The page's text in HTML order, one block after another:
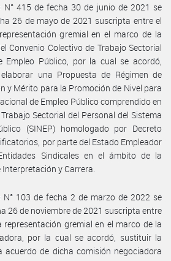
N° 415 de fecha 30 de junio de 2021 se
26 de mayo de 2021 suscripta entre el
gremial en el marco de la
Convenio Colectivo de Trabajo Sectorial
Empleo Público, por la cual se acordó,
una Propuesta de Régimen de
y Mérito para la Promoción de Nivel para
de Empleo Público comprendido en
Sectorial del Personal del Sistema
(SINEP) homologado por Decreto
por parte del Estado Empleador
Sindicales en el ámbito de la
y Carrera.
N° 103 de fecha 2 de marzo de 2022 se
26 de noviembre de 2021 suscripta entre
representación gremial en el marco de la
por la cual se acordó, sustituir la
acuerdo de dicha comisión negociadora